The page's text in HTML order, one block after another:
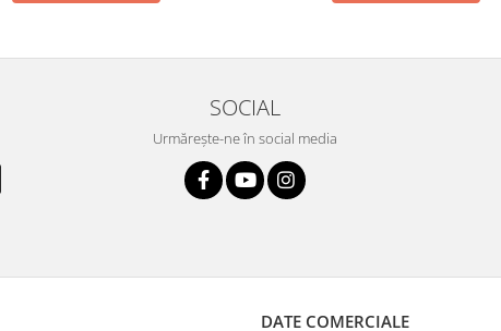
SOCIAL
Urmărește-ne în social media
DATE COMERCIALE